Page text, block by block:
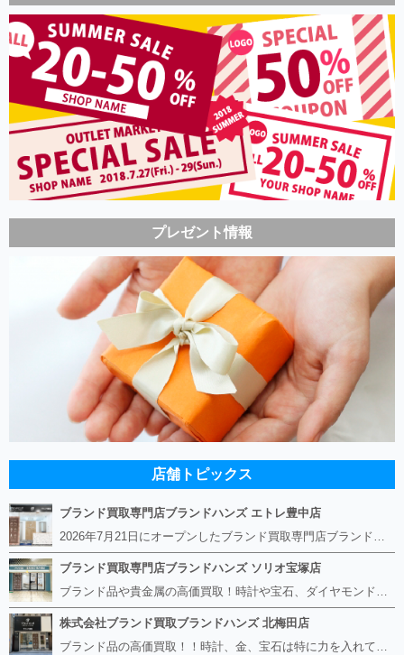
プレゼント情報
店舗トピックス
ブランド買取専門店ブランドハンズ エトレ豊中店
2026年7月21日にオープンしたブランド買取専門店ブランドハンズ エトレ豊中店です。 阪急豊中駅直結のショッピングモール エトレとよなかの１階に店舗がございます。 金・貴金属、ブランド品、時計、宝石などその他ブランド食器や美容機器、ブランド香水や化粧品などの取り扱いもございます。 熟練の鑑定士が親切・丁寧に接客、査定をさせていただきます。 査定だけでもOK。お気軽にご来店下さいませ！
ブランド買取専門店ブランドハンズ ソリオ宝塚店
ブランド品や貴金属の高価買取！時計や宝石、ダイヤモンドなど家に眠っているものがあったら捨てる前にブランドハンズへお越しください。 査定料は無料、お値段が付くものかお調べいたします！ 宅配買取もありますので使っていない古いルイヴィトンのバッグや財布、壊れているオメガの時計、千切れている金のネックレスや指輪、小型家電も取り扱っておりますのでお気軽にご利用下さい☆ その他ブランド食器、銀シルバー製品、美容機器、脱毛器、スマホなど幅広く取り扱っております！
株式会社ブランド買取ブランドハンズ 北梅田店
ブランド品の高価買取！！時計、金、宝石は特に力を入れています！ ルイヴィトン、シャネル、ロレックス、エルメスはもちろん、グッチ、プラダ、セリーヌ、フェンディなどなど、 その他ブランド食器、銀シルバー製品、美容機器、脱毛器、スマホなど幅広く取り扱っているので まずは無料査定にお越しください！ 手数料は全て無料！全国対応の宅配買取も行っておりますのでお気軽にご連絡下さい！